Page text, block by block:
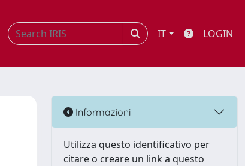
IT LOGIN
Informazioni
Utilizza questo identificativo per
citare o creare un link a questo